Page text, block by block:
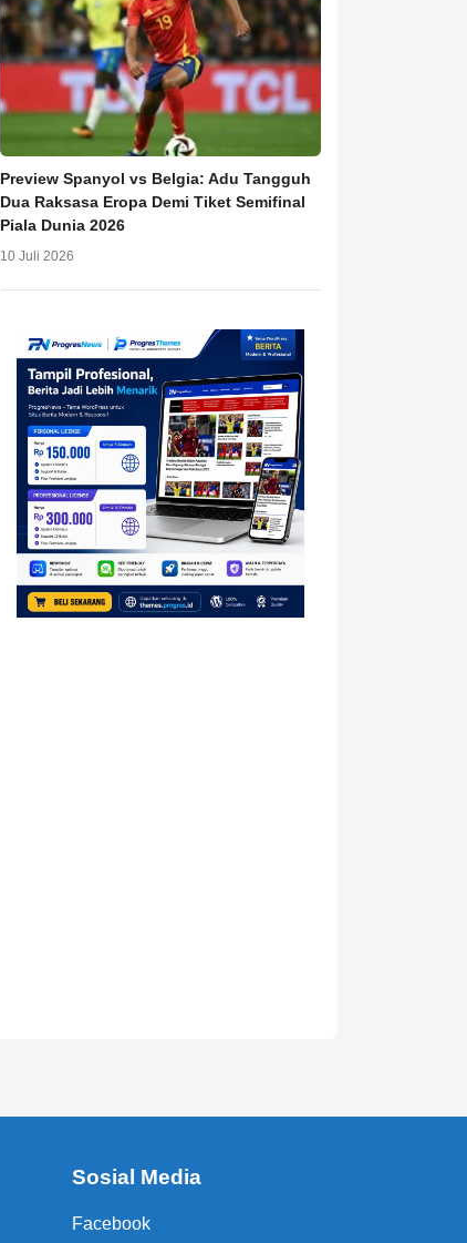
Preview Spanyol vs Belgia: Adu Tangguh
Dua Raksasa Eropa Demi Tiket Semifinal
Piala Dunia 2026
10 Juli 2026
Sosial Media
Facebook